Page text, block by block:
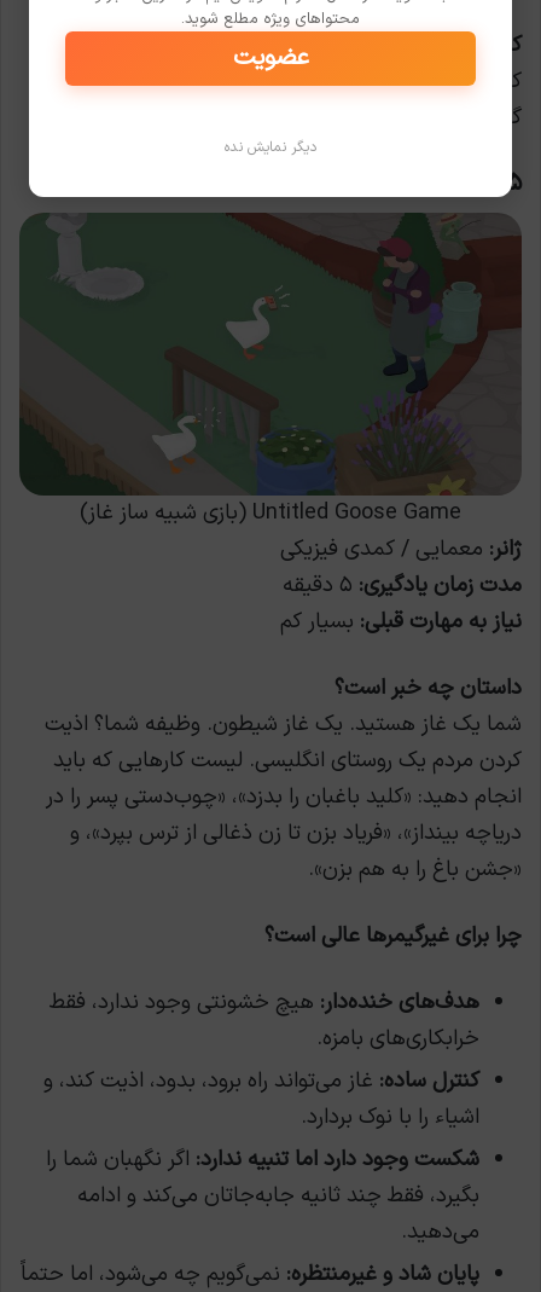
کجا می‌توان بازی کرد؟
کامپیوتر، پلی‌استیشن، ایکس‌باکس، نینتندو سوییچ، حتی
گوشی‌های هوشمند.
۵. Untitled Goose Game (بازی شبیه ساز غاز)
Untitled Goose Game (بازی شبیه ساز غاز)
ژانر: معمایی / کمدی فیزیکی
مدت زمان یادگیری:
نیاز به مهارت قبلی: بسیار کم
داستان چه خبر است؟
شما یک غاز هستید. یک غاز شیطون. وظیفه شما؟ اذیت
کردن مردم یک روستای انگلیسی. لیست کارهایی که باید
انجام دهید: «کلید باغبان را بدزد»، «چوب‌دستی پسر را در
دریاچه بینداز»، «فریاد بزن تا زن ذغالی از ترس بپرد»، و
«جشن باغ را به هم بزن».
چرا برای غیرگیمرها عالی است؟
هدف‌های خنده‌دار: هیچ خشونتی وجود ندارد، فقط
خرابکاری‌های بامزه.
کنترل ساده: غاز می‌تواند راه برود، بدود، اذیت کند، و
اشیاء را با نوک بردارد.
شکست وجود دارد اما تنبیه ندارد: اگر نگهبان شما را
بگیرد، فقط چند ثانیه جابه‌جاتان می‌کند و ادامه
می‌دهید.
پایان شاد و غیرمنتظره: نمی‌گویم چه می‌شود، اما حتماً
محتواهای ویژه مطلع شوید.
عضویت
دیگر نمایش نده